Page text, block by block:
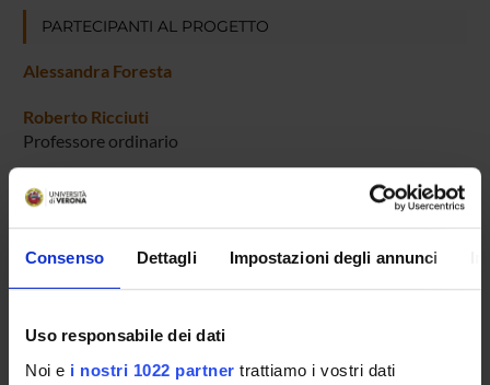
Consenso Dettagli Impostazioni degli annunci
Uso responsabile dei dati
Noi e i nostri 1022 partner trattiamo i vostri dati
PARTECIPANTI AL PROGETTO
Alessandra Foresta
Roberto Ricciuti
Professore ordinario
AREE DI RICERCA COINVOLTE DAL PROGETTO
Economia del benessere e delle scelte collettive
Analysis of Collective Decision-Making
Macroeconomia, Economia internazionale e Sviluppo